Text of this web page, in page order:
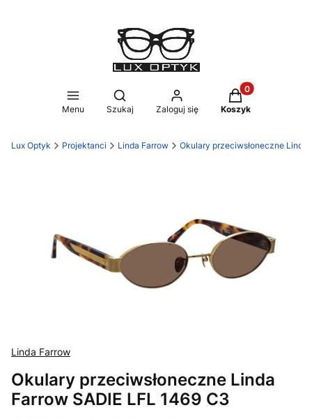
Menu
Otwórz wyszukiwarkę
Szukaj Zaloguj się
Produkty w
Koszyk
Lux Optyk Projektanci Linda Farrow Okulary przeciwsłoneczne Linda
Linda Farrow
Okulary przeciwsłoneczne Linda
Farrow SADIE LFL 1469 C3